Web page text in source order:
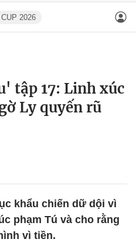
2026
tập 17: Linh xúc
Ly quyến rũ
khẩu chiến dữ dội vì
phạm Tú và cho rằng
vì tiền.